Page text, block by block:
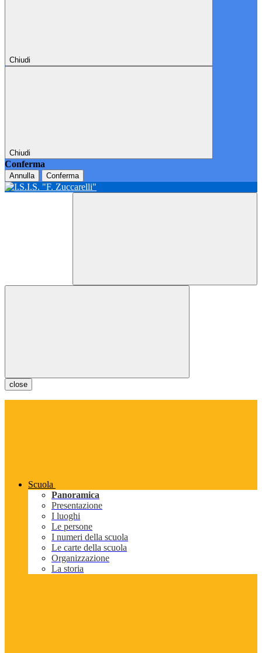
Chiudi
Chiudi
Conferma
Annulla Conferma
close
Scuola
Panoramica
Presentazione
I luoghi
Le persone
I numeri della scuola
Le carte della scuola
Organizzazione
La storia